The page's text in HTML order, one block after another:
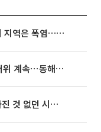
동해안은 시간당 80㎜ 폭우, 그 외 지역은 폭염…‘극과 극 날씨’
[내일 날씨] 폭염 한풀 꺾여도 무더위 계속⋯동해안 이틀 연속 비
임영웅, 어느덧 데뷔 10주년⋯"가진 것 없던 시절, 내 앞엔 20명의 팬뿐"